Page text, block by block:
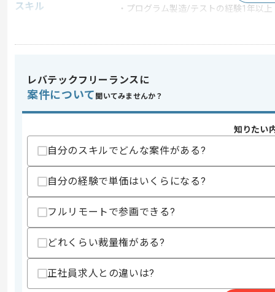
スキル
・プログラム製造/テストの経験1年以上
・csvファイルの加工経験
スキルに不安がある方へ
上記に似た経験やスキルをお持ちであれば申
商談回数
1回
募集人数
1人
作業開始日
2018/10/01
エージェントからのコ
メント
csvファイルの加工経験がある方にマッ
レバテックフリーランスに
案件について 聞いてみませんか？
知りたい
自分のスキルでどんな案件がある?
自分の経験で単価はいくらになる?
フルリモートで参画できる?
どれくらい裁量権がある?
正社員求人との違いは?